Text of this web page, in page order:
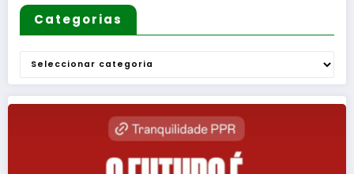
Categorias
Categorias